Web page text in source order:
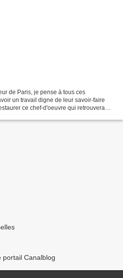
de Paris, je pense à tous ces
un travail digne de leur savoir-faire
ce chef-d'oeuvre qui retrouvera
portail Canalblog